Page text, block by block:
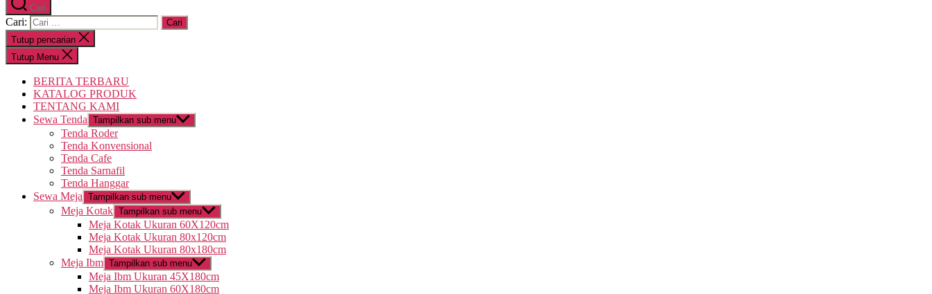
Cari
Cari:
Tutup pencarian
Tutup Menu
BERITA TERBARU
KATALOG PRODUK
TENTANG KAMI
Sewa Tenda Tampilkan sub menu
Tenda Roder
Tenda Konvensional
Tenda Cafe
Tenda Sarnafil
Tenda Hanggar
Sewa Meja Tampilkan sub menu
Meja Kotak Tampilkan sub menu
Meja Kotak Ukuran 60X120cm
Meja Kotak Ukuran 80x120cm
Meja Kotak Ukuran 80x180cm
Meja Ibm Tampilkan sub menu
Meja Ibm Ukuran 45X180cm
Meja Ibm Ukuran 60X180cm